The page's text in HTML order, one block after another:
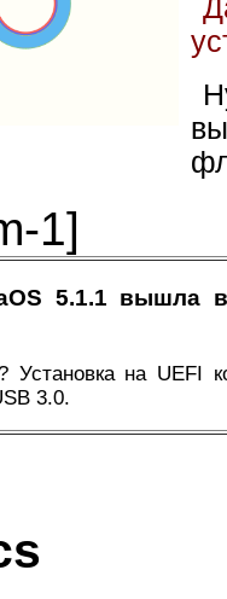
1]
5.1.1 вышла
Установка на UEFI
3.0.